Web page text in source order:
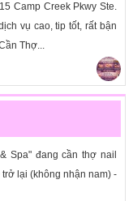
Camp Creek Pkwy Ste.
vụ cao, tip tốt, rất bận
Thợ...
Spa" đang cần thợ nail
lại (không nhận nam) -